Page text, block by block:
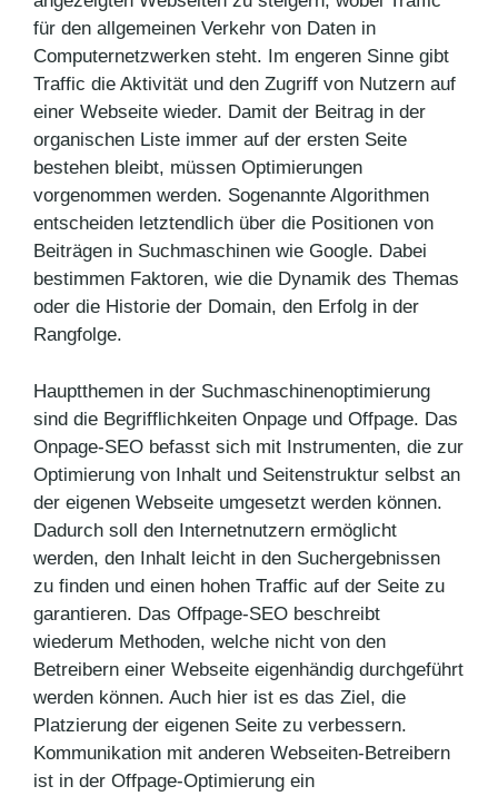
für den allgemeinen Verkehr von Daten in
Computernetzwerken steht. Im engeren Sinne gibt
Traffic die Aktivität und den Zugriff von Nutzern auf
einer Webseite wieder. Damit der Beitrag in der
organischen Liste immer auf der ersten Seite
bestehen bleibt, müssen Optimierungen
vorgenommen werden. Sogenannte Algorithmen
entscheiden letztendlich über die Positionen von
Beiträgen in Suchmaschinen wie Google. Dabei
bestimmen Faktoren, wie die Dynamik des Themas
oder die Historie der Domain, den Erfolg in der
Rangfolge.
Hauptthemen in der Suchmaschinenoptimierung
sind die Begrifflichkeiten Onpage und Offpage. Das
Onpage-SEO befasst sich mit Instrumenten, die zur
Optimierung von Inhalt und Seitenstruktur selbst an
der eigenen Webseite umgesetzt werden können.
Dadurch soll den Internetnutzern ermöglicht
werden, den Inhalt leicht in den Suchergebnissen
zu finden und einen hohen Traffic auf der Seite zu
garantieren. Das Offpage-SEO beschreibt
wiederum Methoden, welche nicht von den
Betreibern einer Webseite eigenhändig durchgeführt
werden können. Auch hier ist es das Ziel, die
Platzierung der eigenen Seite zu verbessern.
Kommunikation mit anderen Webseiten-Betreibern
ist in der Offpage-Optimierung ein